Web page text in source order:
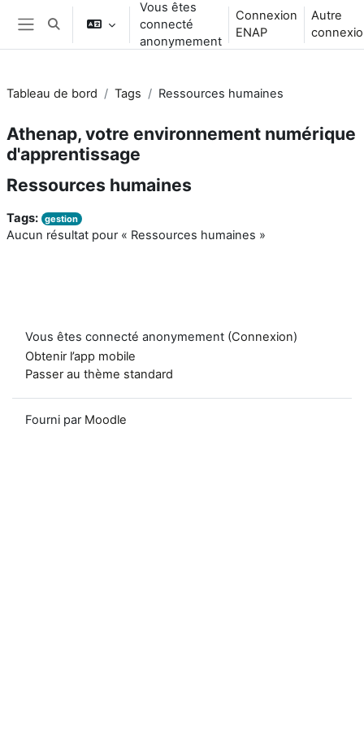
Passer au contenu principal
Panneau latéral
Activer/désactiver la saisie de recherche
Vous êtes
connecté
anonymement
Connexion
ENAP
Autre
Tableau de bord Tags Ressources humaines
Athenap, votre environnement numérique
d'apprentissage
Ressources humaines
Tags: gestion
Aucun résultat pour « Ressources humaines »
Vous êtes connecté anonymement (Connexion)
Obtenir l’app mobile
Passer au thème standard
Fourni par Moodle